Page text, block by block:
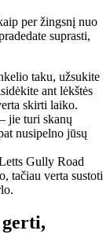
per žingsnį nuo
suprasti,
taku, užsukite
ant lėkštės
skirti laiko.
jie turi skanų
nusipelno jūsų
Gully Road
tačiau verta sustoti